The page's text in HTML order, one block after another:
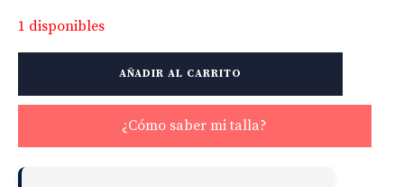
1 disponibles
Stretch
AÑADIR AL CARRITO
¿Cómo saber mi talla?